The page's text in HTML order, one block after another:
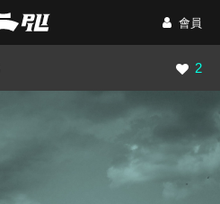
會員
瀏覽
2